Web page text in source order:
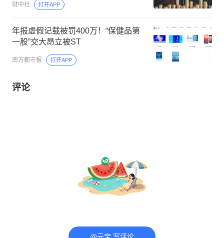
财中社 打开APP
年报虚假记载被罚400万！“保健品第
一股”交大昂立被ST
南方都市报 打开APP
评论